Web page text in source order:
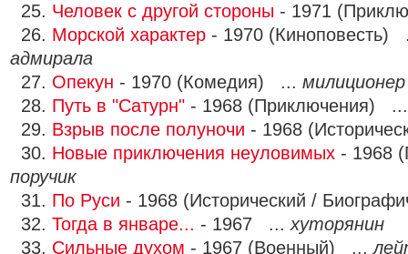
25. Человек с другой стороны - 1971
26. Морской характер - 1970
адмирала
27. Опекун - 1970 (Комедия) ... милиционер
28. Путь в "Сатурн" - 1968 (Приключения)
29. Взрыв после полуночи - 1968
30. Новые приключения неуловимых - 1968
поручик
31. По Руси - 1968 (Исторический /
32. Тогда в январе... - 1967 ... хуторянин
33. Сильные духом - 1967 (Военный) ...